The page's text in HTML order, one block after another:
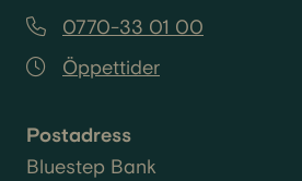
0770-33 01 00
Öppettider
Postadress
Bluestep Bank